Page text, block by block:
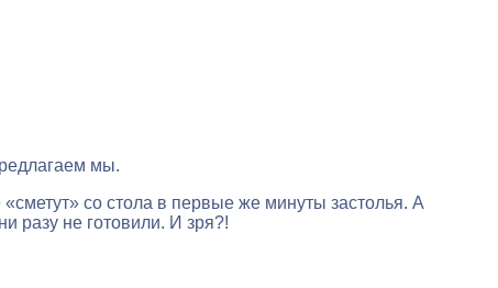
мы.
со стола в первые же минуты застолья. А
разу не готовили. И зря?!